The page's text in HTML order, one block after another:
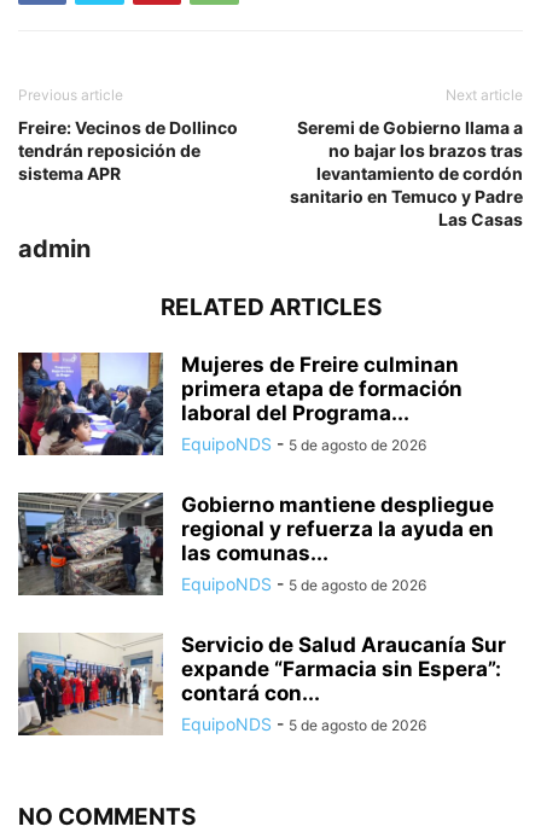
Previous article
Freire: Vecinos de Dollinco
tendrán reposición de
sistema APR
Next article
Seremi de Gobierno llama a
no bajar los brazos tras
levantamiento de cordón
sanitario en Temuco y Padre
Las Casas
admin
RELATED ARTICLES
Mujeres de Freire culminan
primera etapa de formación
laboral del Programa...
EquipoNDS - 5 de agosto de 2026
Gobierno mantiene despliegue
regional y refuerza la ayuda en
las comunas...
EquipoNDS - 5 de agosto de 2026
Servicio de Salud Araucanía Sur
expande “Farmacia sin Espera”:
contará con...
EquipoNDS - 5 de agosto de 2026
NO COMMENTS